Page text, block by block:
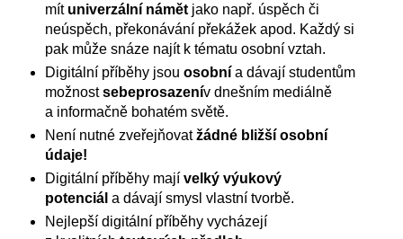
mít univerzální námětjako např. úspěch či
neúspěch, překonávání překážek apod. Každý si
pak může snáze najít k tématu osobní vztah.
Digitální příběhy jsou osobnía dávají studentům
možnostsebeprosazenív dnešním mediálně
a informačně bohatém světě.
Není nutné zveřejňovatžádné bližší osobní
údaje!
Digitální příběhy mají velký výukový
potenciál a dávají smysl vlastní tvorbě.
Nejlepší digitální příběhy vycházejí